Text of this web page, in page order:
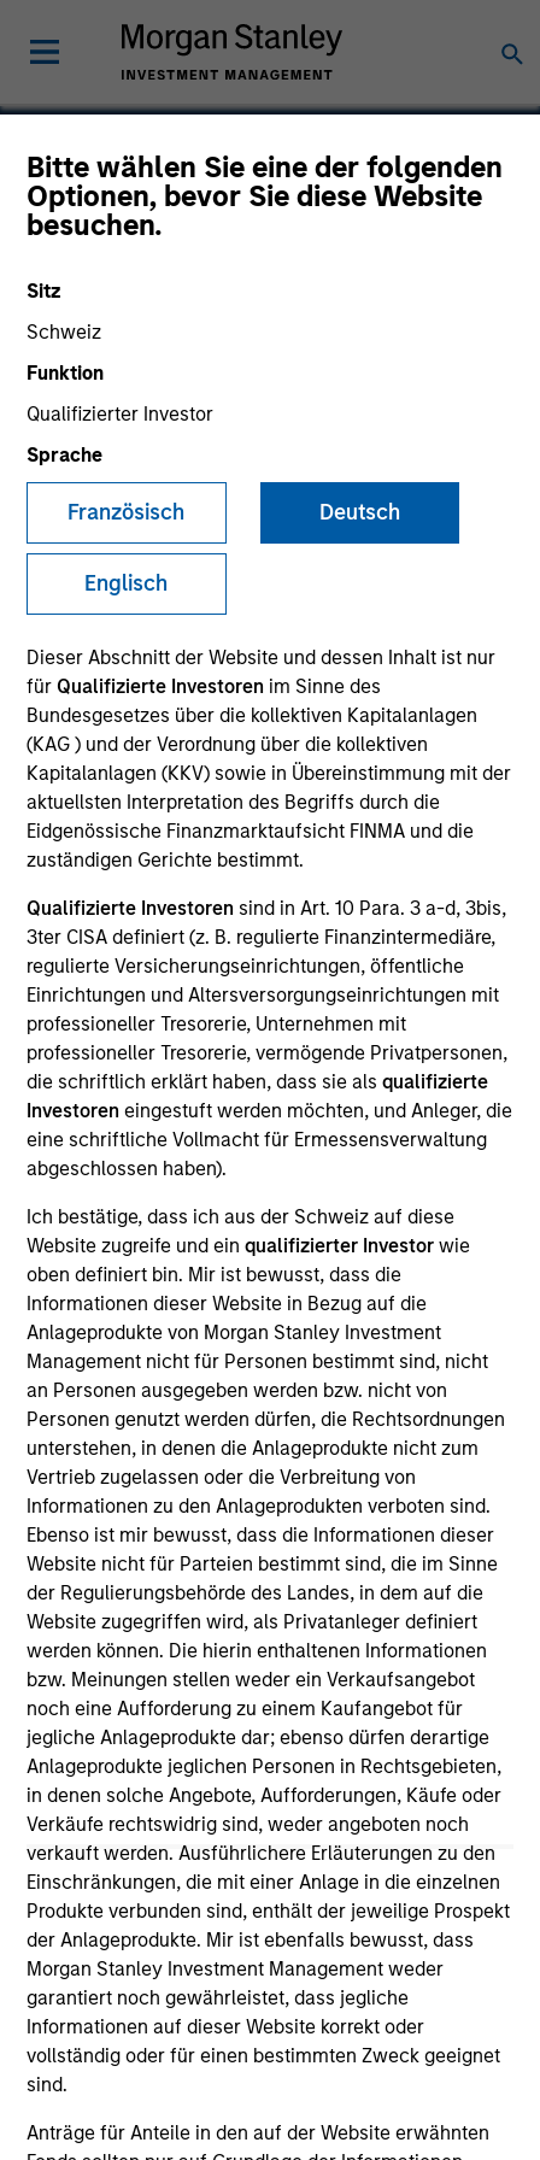
Bitte wählen Sie eine der folgenden
Optionen, bevor Sie diese Website
besuchen.
Sitz
Schweiz
Funktion
Qualifizierter Investor
Sprache
Französisch Deutsch
Englisch
Dieser Abschnitt der Website und dessen Inhalt ist nur
für Qualifizierte Investoren im Sinne des
Bundesgesetzes über die kollektiven Kapitalanlagen
(KAG ) und der Verordnung über die kollektiven
Kapitalanlagen (KKV) sowie in Übereinstimmung mit der
aktuellsten Interpretation des Begriffs durch die
Eidgenössische Finanzmarktaufsicht FINMA und die
zuständigen Gerichte bestimmt.
Qualifizierte Investoren sind in Art. 10 Para. 3 a-d, 3bis,
3ter CISA definiert (z. B. regulierte Finanzintermediäre,
regulierte Versicherungseinrichtungen, öffentliche
Einrichtungen und Altersversorgungseinrichtungen mit
professioneller Tresorerie, Unternehmen mit
professioneller Tresorerie, vermögende Privatpersonen,
die schriftlich erklärt haben, dass sie alsqualifizierte
Investoren eingestuft werden möchten, und Anleger, die
eine schriftliche Vollmacht für Ermessensverwaltung
abgeschlossen haben).
Ich bestätige, dass ich aus der Schweiz auf diese
Website zugreife und ein qualifizierter Investor wie
oben definiert bin. Mir ist bewusst, dass die
Informationen dieser Website in Bezug auf die
Anlageprodukte von Morgan Stanley Investment
Management nicht für Personen bestimmt sind, nicht
an Personen ausgegeben werden bzw. nicht von
Personen genutzt werden dürfen, die Rechtsordnungen
unterstehen, in denen die Anlageprodukte nicht zum
Vertrieb zugelassen oder die Verbreitung von
Informationen zu den Anlageprodukten verboten sind.
Ebenso ist mir bewusst, dass die Informationen dieser
Website nicht für Parteien bestimmt sind, die im Sinne
der Regulierungsbehörde des Landes, in dem auf die
Website zugegriffen wird, als Privatanleger definiert
werden können. Die hierin enthaltenen Informationen
bzw. Meinungen stellen weder ein Verkaufsangebot
noch eine Aufforderung zu einem Kaufangebot für
jegliche Anlageprodukte dar; ebenso dürfen derartige
Anlageprodukte jeglichen Personen in Rechtsgebieten,
in denen solche Angebote, Aufforderungen, Käufe oder
Verkäufe rechtswidrig sind, weder angeboten noch
verkauft werden. Ausführlichere Erläuterungen zu den
Einschränkungen, die mit einer Anlage in die einzelnen
Produkte verbunden sind, enthält der jeweilige Prospekt
der Anlageprodukte. Mir ist ebenfalls bewusst, dass
Morgan Stanley Investment Management weder
garantiert noch gewährleistet, dass jegliche
Informationen auf dieser Website korrekt oder
vollständig oder für einen bestimmten Zweck geeignet
sind.
Anträge für Anteile in den auf der Website erwähnten
Bowstreet
Technology
COUNTRY
United States
Invested on
Feb 2000
Transaction Type
Follow-On
Realization Date
Jan 2005
Bowstreet was a leading provider of portal-based tools and
Investment Team
Morgan Stanley Expansion Capital
As of July 25, 2025. The above is provided for informational
and educational purposes only. There is no guarantee that
the investment mentioned resulted in positive performance
(for realized holdings), or will perform well in the future (for
current holdings). The trademarks and service marks above
are the property of their respective owners. The information
on this website has not been authorized, sponsored, or
otherwise approved by such owners. By clicking on any
links shown here, you agree that you are navigating to a
third party site. We are providing these hyperlinks to you
only as a convenience and the inclusion of any hyperlink is
not and does not imply any endorsement, approval,
investigation, verification or monitoring by us of any
information contained in any hyperlinked site. In no event
shall we be responsible for the information contained on
the site or your use of such site.
Morgan Stanley